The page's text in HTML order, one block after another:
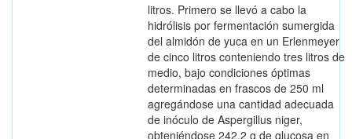
litros. Primero se llevó a cabo la
hidrólisis por fermentación sumergida
del almidón de yuca en un Erlenmeyer
de cinco litros conteniendo tres litros de
medio, bajo condiciones óptimas
determinadas en frascos de 250 ml
agregándose una cantidad adecuada
de inóculo de Aspergillus niger,
obteniéndose 242.2 g de glucosa en